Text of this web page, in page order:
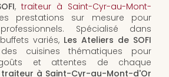
, traiteur à Saint-Cyr-au-Mont-
prestations sur mesure pour
Spécialisé dans
variés, Les Ateliers de SOFI
cuisines thématiques pour
et attentes de chaque
traiteur à Saint-Cyr-au-Mont-d'Or